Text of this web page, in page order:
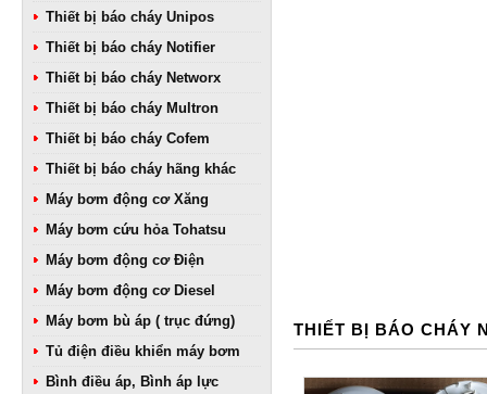
Thiết bị báo cháy Unipos
Thiết bị báo cháy Notifier
Thiết bị báo cháy Networx
Thiết bị báo cháy Multron
Thiết bị báo cháy Cofem
Thiết bị báo cháy hãng khác
Máy bơm động cơ Xăng
Máy bơm cứu hỏa Tohatsu
Máy bơm động cơ Điện
Máy bơm động cơ Diesel
Máy bơm bù áp ( trục đứng)
Tủ điện điều khiển máy bơm
Bình điều áp, Bình áp lực
THIẾT BỊ BÁO CHÁY